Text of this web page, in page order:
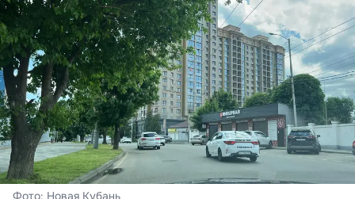
Фото: Новая Кубань